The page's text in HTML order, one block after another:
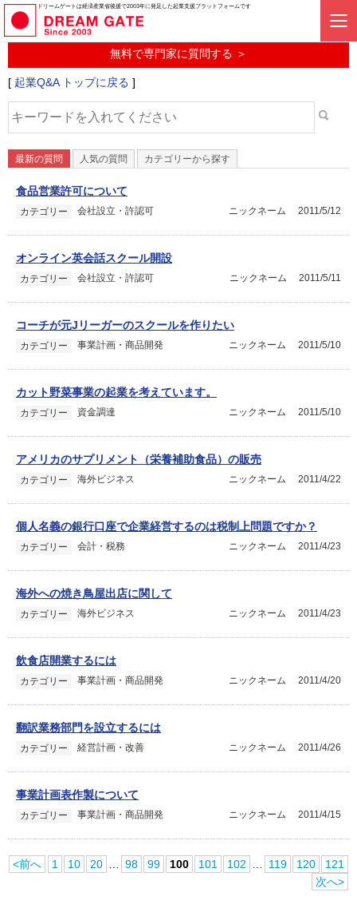
ドリームゲートは経済産業省後援で2003年に発足した起業支援プラットフォームです
起業に関するみんなの質問投稿サービス
起業Q&A
無料で専門家に質問する ＞
[ 起業Q&A トップに戻る ]
最新の質問 人気の質問 カテゴリーから探す
食品営業許可について
カテゴリー 会社設立・許認可 2011/5/12
ニックネーム
オンライン英会話スクール開設
カテゴリー 会社設立・許認可 2011/5/11
ニックネーム
コーチが元Jリーガーのスクールを作りたい
カテゴリー 事業計画・商品開発 2011/5/10
ニックネーム
カット野菜事業の起業を考えています。
カテゴリー 資金調達 2011/5/10
ニックネーム
アメリカのサプリメント（栄養補助食品）の販売
カテゴリー 海外ビジネス 2011/4/22
ニックネーム
個人名義の銀行口座で企業経営するのは税制上問題ですか？
カテゴリー 会計・税務 2011/4/23
ニックネーム
海外への焼き鳥屋出店に関して
カテゴリー 海外ビジネス 2011/4/23
ニックネーム
飲食店開業するには
カテゴリー 事業計画・商品開発 2011/4/20
ニックネーム
翻訳業務部門を設立するには
カテゴリー 経営計画・改善 2011/4/26
ニックネーム
事業計画表作製について
カテゴリー 事業計画・商品開発 2011/4/15
ニックネーム
<前へ 1 10 20 98 99 100 101 102 119 120
121
次へ>